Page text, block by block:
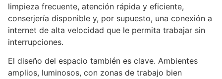
limpieza frecuente, atención rápida y eficiente,
conserjería disponible y, por supuesto, una conexión a
internet de alta velocidad que le permita trabajar sin
interrupciones.
El diseño del espacio también es clave. Ambientes
amplios, luminosos, con zonas de trabajo bien